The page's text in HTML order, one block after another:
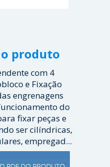
produto
com 4
e Fixação
engrenagens
do
fixar peças e
ser cilíndricas,
empregad...
]